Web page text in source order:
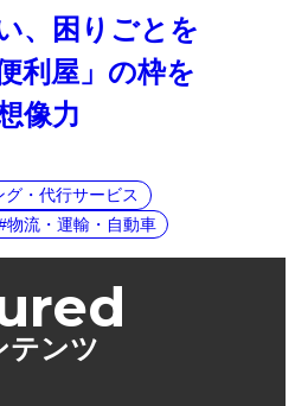
、困りごとを
利屋」の枠を
像力
グ・代行サービス
物流・運輸・自動車
テンツ